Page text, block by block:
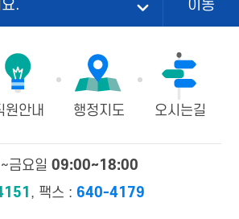
. 이동
원안내 행정지도 오시는길
~금요일09:00~18:00
, 팩스 :640-4179